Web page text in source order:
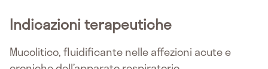
Indicazioni terapeutiche
Mucolitico, fluidificante nelle affezioni acute e